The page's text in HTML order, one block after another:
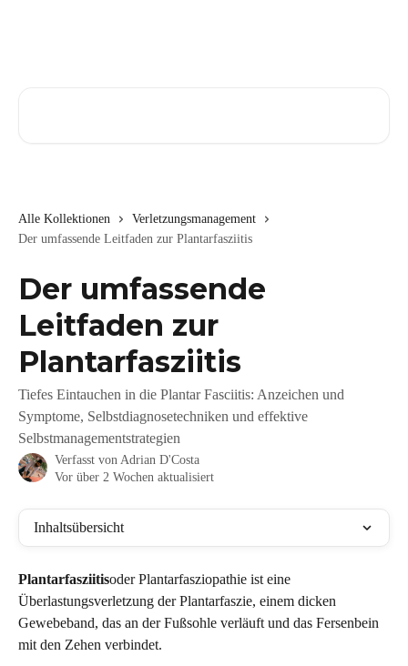
Alle Kollektionen
Verletzungsmanagement
Der umfassende Leitfaden zur Plantarfasziitis
Der umfassende
Leitfaden zur
Plantarfasziitis
Tiefes Eintauchen in die Plantar Fasciitis: Anzeichen und
Symptome, Selbstdiagnosetechniken und effektive
Selbstmanagementstrategien
Verfasst von Adrian D'Costa
Vor über 2 Wochen aktualisiert
Inhaltsübersicht
Plantarfasziitisoder Plantarfasziopathie ist eine
Überlastungsverletzung der Plantarfaszie, einem dicken
Gewebeband, das an der Fußsohle verläuft und das Fersenbein
mit den Zehen verbindet.